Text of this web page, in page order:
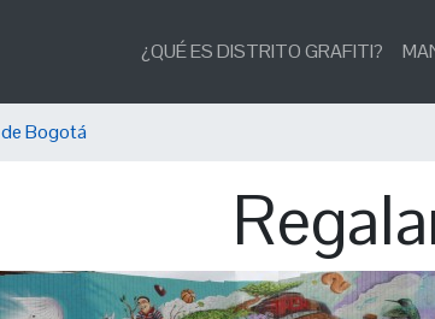
Main
navigation
¿QUÉ ES DISTRITO GRAFITI?
Bogotá